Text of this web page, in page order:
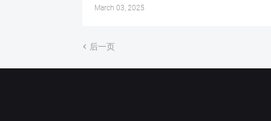
March 03, 2025
后一页